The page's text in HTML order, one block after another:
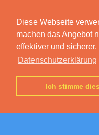
Diese Webseite
machen das Angebot
effektiver und sicherer.
Datenschutzerklärung
Ich stimme